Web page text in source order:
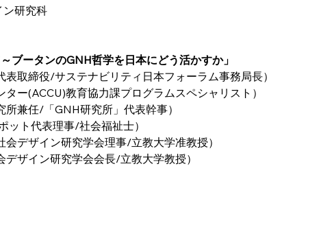
ン研究科
ブータンのGNH哲学を日本にどう活かすか」
取締役/サステナビリティ日本フォーラム事務局長）
ー(ACCU)教育協力課プログラムスペシャリスト）
兼任/「GNH研究所」代表幹事）
ット代表理事/社会福祉士）
デザイン研究学会理事/立教大学准教授）
ザイン研究学会会長/立教大学教授）